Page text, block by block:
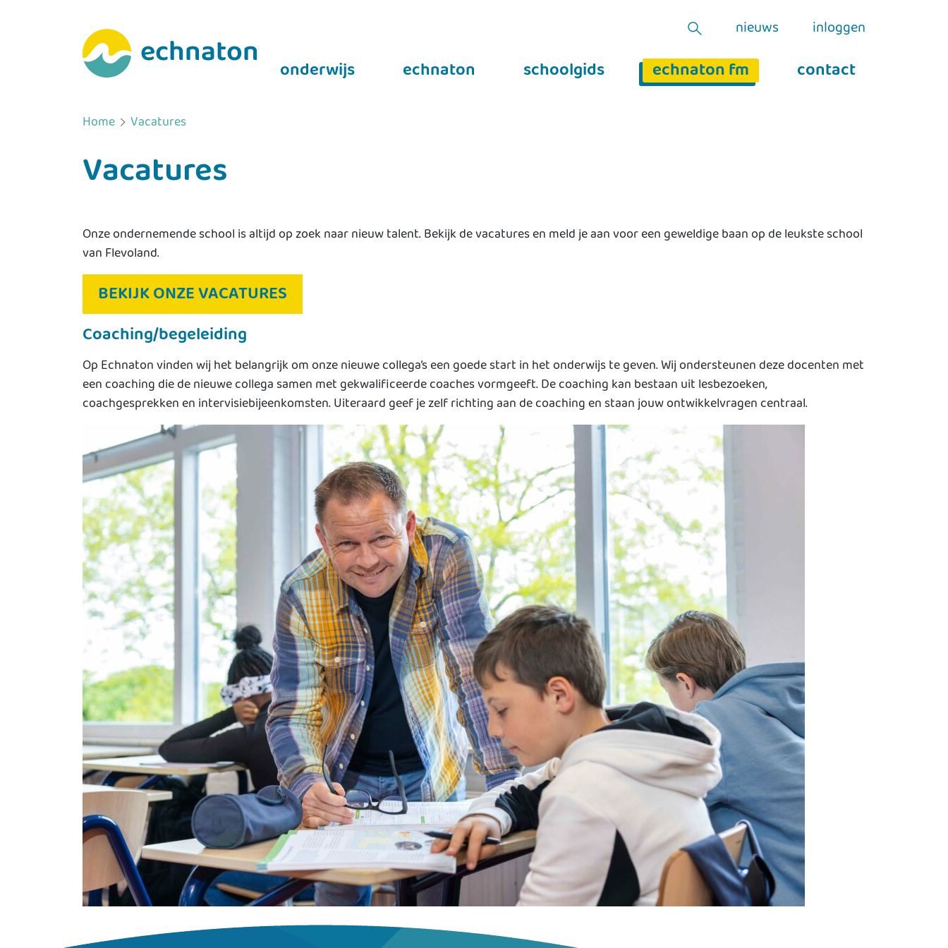
echnaton
nieuws inloggen
onderwijs echnaton schoolgids echnaton fm contact
Home Vacatures
Vacatures
Onze ondernemende school is altijd op zoek naar nieuw talent. Bekijk de vacatures en meld je aan voor een geweldige baan op de leukste school
van Flevoland.
BEKIJK ONZE VACATURES
Coaching/begeleiding
Op Echnaton vinden wij het belangrijk om onze nieuwe collega’s een goede start in het onderwijs te geven. Wij ondersteunen deze docenten met
een coaching die de nieuwe collega samen met gekwalificeerde coaches vormgeeft. De coaching kan bestaan uit lesbezoeken,
coachgesprekken en intervisiebijeenkomsten. Uiteraard geef je zelf richting aan de coaching en staan jouw ontwikkelvragen centraal.